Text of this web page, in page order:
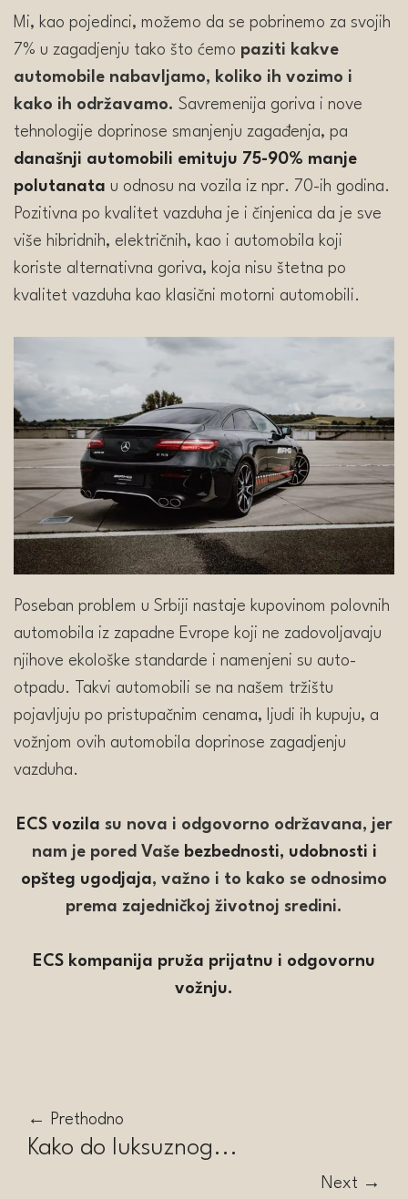
Mi, kao pojedinci, možemo da se pobrinemo za svojih
7% u zagadjenju tako što ćemo paziti kakve
automobile nabavljamo, koliko ih vozimo i
kako ih održavamo. Savremenija goriva i nove
tehnologije doprinose smanjenju zagađenja, pa
današnji automobili emituju 75-90% manje
polutanata u odnosu na vozila iz npr. 70-ih godina.
Pozitivna po kvalitet vazduha je i činjenica da je sve
više hibridnih, električnih, kao i automobila koji
koriste alternativna goriva, koja nisu štetna po
kvalitet vazduha kao klasični motorni automobili.
Poseban problem u Srbiji nastaje kupovinom polovnih
automobila iz zapadne Evrope koji ne zadovoljavaju
njihove ekološke standarde i namenjeni su auto-
otpadu. Takvi automobili se na našem tržištu
pojavljuju po pristupačnim cenama, ljudi ih kupuju, a
vožnjom ovih automobila doprinose zagadjenju
vazduha.
ECS vozila su nova i odgovorno održavana, jer
nam je pored Vaše bezbednosti, udobnosti i
opšteg ugodjaja, važno i to kako se odnosimo
prema zajedničkoj životnoj sredini.
ECS kompanija pruža prijatnu i odgovornu
vožnju.
← Prethodno
Kako do luksuznog...
Next →